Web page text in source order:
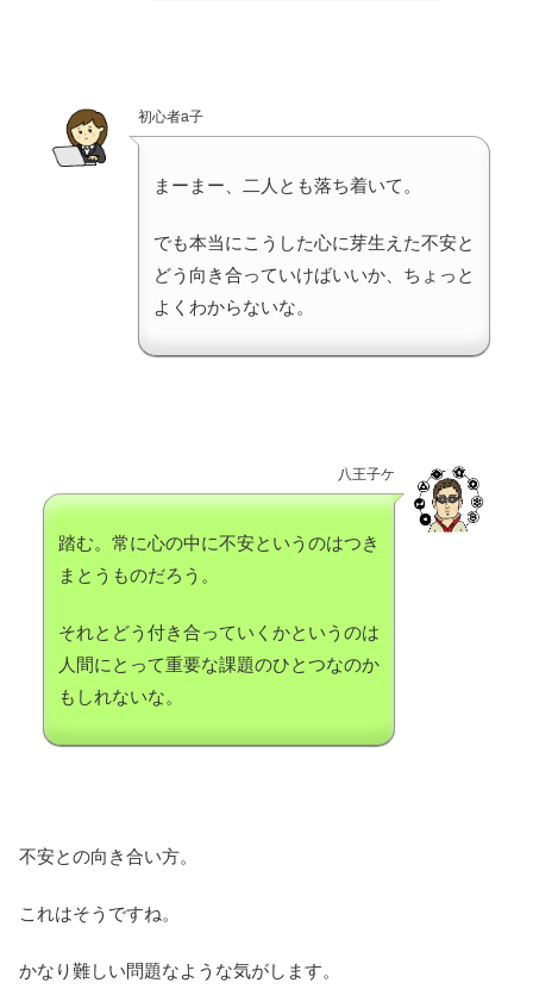
初心者a子
まーまー、二人とも落ち着いて。
でも本当にこうした心に芽生えた不安と
どう向き合っていけばいいか、ちょっと
よくわからないな。
八王子ケ
踏む。常に心の中に不安というのはつき
まとうものだろう。
それとどう付き合っていくかというのは
人間にとって重要な課題のひとつなのか
もしれないな。
不安との向き合い方。
これはそうですね。
かなり難しい問題なような気がします。